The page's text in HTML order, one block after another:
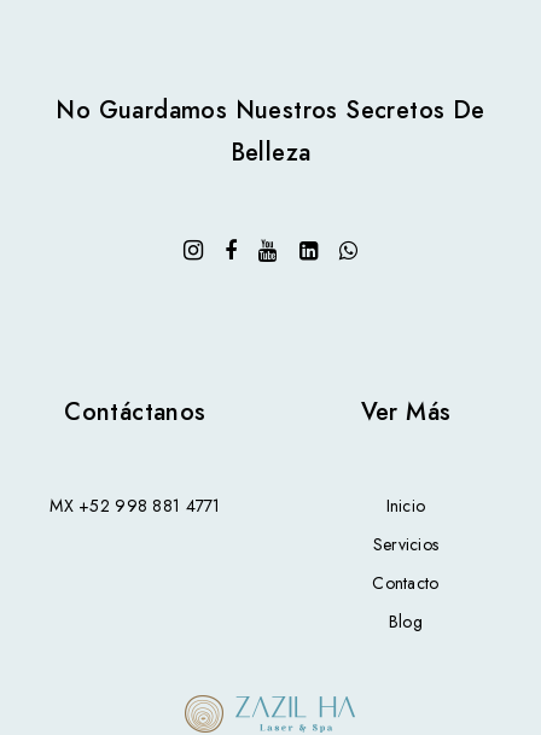
Contáctanos
MX +52 998 881 4771
Ver Más
Inicio
Servicios
Contacto
Blog
No Guardamos Nuestros Secretos De
Belleza